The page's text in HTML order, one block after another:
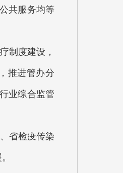
共服务均等
制度建设，
推进管办分
业综合监管
省检疫传染